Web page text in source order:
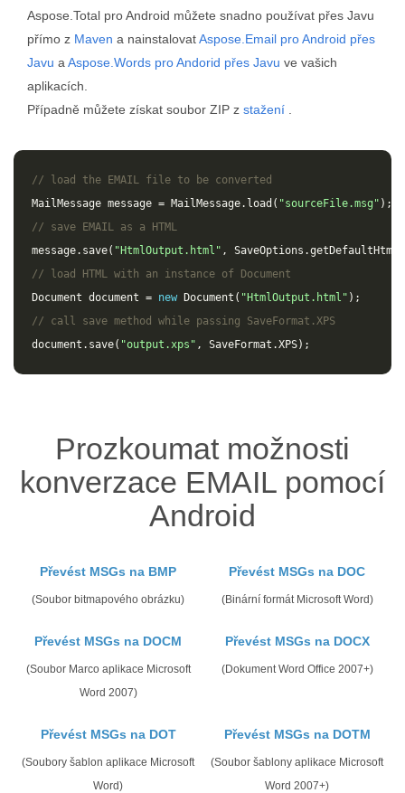
Aspose.Total pro Android můžete snadno používat přes Javu
přímo z Maven a nainstalovatAspose.Email pro Android přes
Javu a Aspose.Words pro Andorid přes Javu ve vašich
aplikacích.
Případně můžete získat soubor ZIP z stažení
// load the EMAIL file to be converted
MailMessage message = MailMessage. load ( "sourceFile.msg" );
// save EMAIL as a HTML
message. save( "HtmlOutput.html" , SaveOptions .getDefaultHtml
// load HTML with an instance of Document
Document document = new Document ( "HtmlOutput.html" );
// call save method while passing SaveFormat.XPS
document . save( "output.xps" , SaveFormat .XPS);
Prozkoumat možnosti
konverzace EMAIL pomocí
Android
Převést MSGs na BMP
(Soubor bitmapového obrázku)
Převést MSGs na DOC
(Binární formát Microsoft Word)
Převést MSGs na DOCM
(Soubor Marco aplikace Microsoft
Word 2007)
Převést MSGs na DOCX
(Dokument Word Office 2007+)
Převést MSGs na DOT
(Soubory šablon aplikace Microsoft
Word)
Převést MSGs na DOTM
(Soubor šablony aplikace Microsoft
Word 2007+)